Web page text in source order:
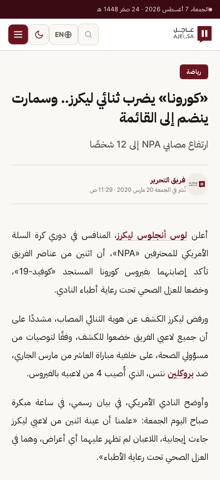
الجمعة، 7 أغسطس 2026 · 24 صفر 1448 هـ
EN
رياضة
«كورونا» يضرب ثنائي ليكرز.. وسمارت
ينضم إلى القائمة
ارتفاع مصابي NPA إلى 12 شخصًا
فريق التحرير
نُشر في الجمعة 20 مارس 2020 · 11:29 ص
أعلن لوس أنجلوس ليكرز، المنافس في دوري كرة السلة
الأمريكي للمحترفين «NPA»، أن اثنين من عناصر الفريق
تأكد إصابتهما بفيروس كورونا المستجد «كوفيد-19»،
وخضعا للعزل الصحي تحت رعاية أطباء النادي.
ورفض ليكرز الكشف عن هوية الثنائي المصاب، مشددًا على
أن جميع لاعبي الفريق خضعوا للكشف، وفقًا لتوصيات من
مسؤولي الصحة، على خلفية مباراة العاشر من مارس الجاري،
ضد بروكلين نتس، الذي أُصيب 4 من لاعبيه بالفيروس.
وأوضح النادي الأمريكي، في بيان رسمي، في ساعة مبكرة
صباح اليوم الجمعة: «علمنا أن عينة اثنين من لاعبي ليكرز
جاءت إيجابية، اللاعبان لم تظهر عليهما أي أعراض، وهما في
العزل الصحي تحت رعاية الأطباء».